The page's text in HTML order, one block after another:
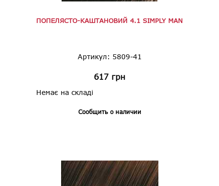
ПОПЕЛЯСТО-КАШТАНОВИЙ 4.1 SIMPLY MAN
Артикул: 5809-41
617 грн
Немає на складі
Сообщить о наличии